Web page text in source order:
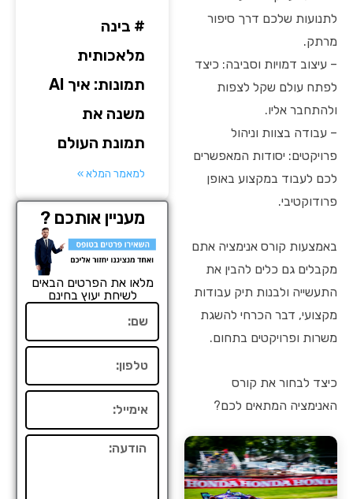
לתנועות שלכם דרך סיפור
מרתק.
– עיצוב דמויות וסביבה: כיצד
לפתח עולם שקל לצפות
ולהתחבר אליו.
– עבודה בצוות וניהול
פרויקטים: יסודות המאפשרים
לכם לעבוד במקצוע באופן
פרודוקטיבי.
באמצעות קורס אנימציה אתם
מקבלים גם כלים להבין את
התעשייה ולבנות תיק עבודות
מקצועי, דבר הכרחי להשגת
משרות ופרויקטים בתחום.
כיצד לבחור את קורס
האנימציה המתאים לכם?
# בינה
מלאכותית
תמונות: איך AI
משנה את
תמונת העולם
למאמר המלא »
מעניין אותכם ?
מלאו את הפרטים הבאים
לשיחת יעוץ בחינם
הודעה